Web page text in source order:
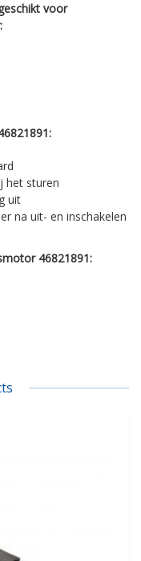
voor
het sturen
uit
na uit- en inschakelen
46821891: